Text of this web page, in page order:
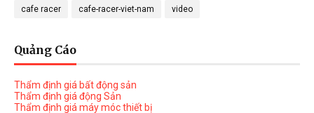
cafe racer cafe-racer-viet-nam video
Quảng Cáo
Thẩm định giá bất động sản
Thẩm định giá động Sản
Thẩm định giá máy móc thiết bị